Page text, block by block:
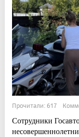
Прочитали: 617
Сотрудники